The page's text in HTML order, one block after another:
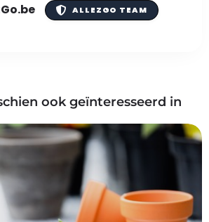
ALLEZGO TEAM
ook geïnteresseerd in